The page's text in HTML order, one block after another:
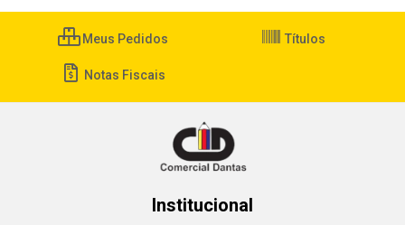
Meus Pedidos Títulos
Notas Fiscais
Institucional